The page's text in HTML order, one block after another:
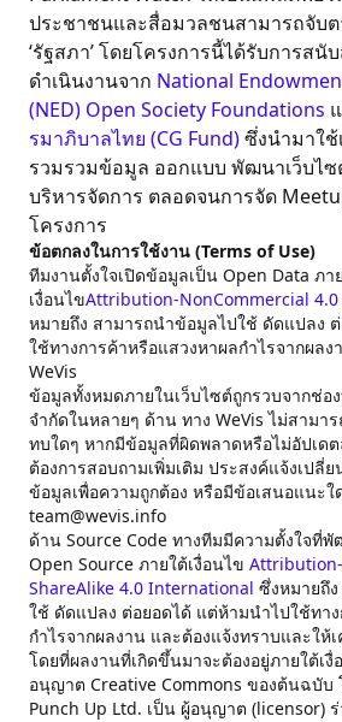
ประชาชนและสื่อมวลชนสามารถจับ
‘รัฐสภา’ โดยโครงการนี้ได้รับการส
ดำเนินงานจาก National
(NED) Open Society Foundations
รมาภิบาลไทย (CG Fund)ซึ่งนำมาใ
รวมรวมข้อมูล ออกแบบ พัฒนาเว็บไซ
บริหารจัดการ ตลอดจนการจัด
โครงการ
ข้อตกลงในการใช้งาน (Terms of Use)
ทีมงานตั้งใจเปิดข้อมูลเป็น Open Data ภา
เงื่อนไขAttribution-NonCommercial
หมายถึง สามารถนำข้อมูลไปใช้ ดัดแปลง
ใช้ทางการค้าหรือแสวงหาผลกำไรจากผล
WeVis
ข้อมูลทั้งหมดภายในเว็บไซต์ถูกรวบจากช่อ
จำกัดในหลายๆ ด้าน ทาง WeVis ไม่สามา
ทบใดๆ หากมีข้อมูลที่ผิดพลาดหรือไม่อัปเด
ต้องการสอบถามเพิ่มเติม ประสงค์แจ้งเปลี่
ข้อมูลเพื่อความถูกต้อง หรือมีข้อเสนอแนะ
team@wevis.info
ด้าน Source Code ทางทีมมีความตั้งใจที่
Open Source ภายใต้เงื่อนไข
ShareAlike 4.0 International ซึ่งหมายถึ
ใช้ ดัดแปลง ต่อยอดได้ แต่ห้ามนำไปใช้ทา
กำไรจากผลงาน และต้องแจ้งทราบและให้
โดยที่ผลงานที่เกิดขึ้นมาจะต้องอยู่ภายใต้เ
อนุญาต Creative Commons ของต้นฉบับ
Punch Up Ltd. เป็น ผู้อนุญาต (licensor)